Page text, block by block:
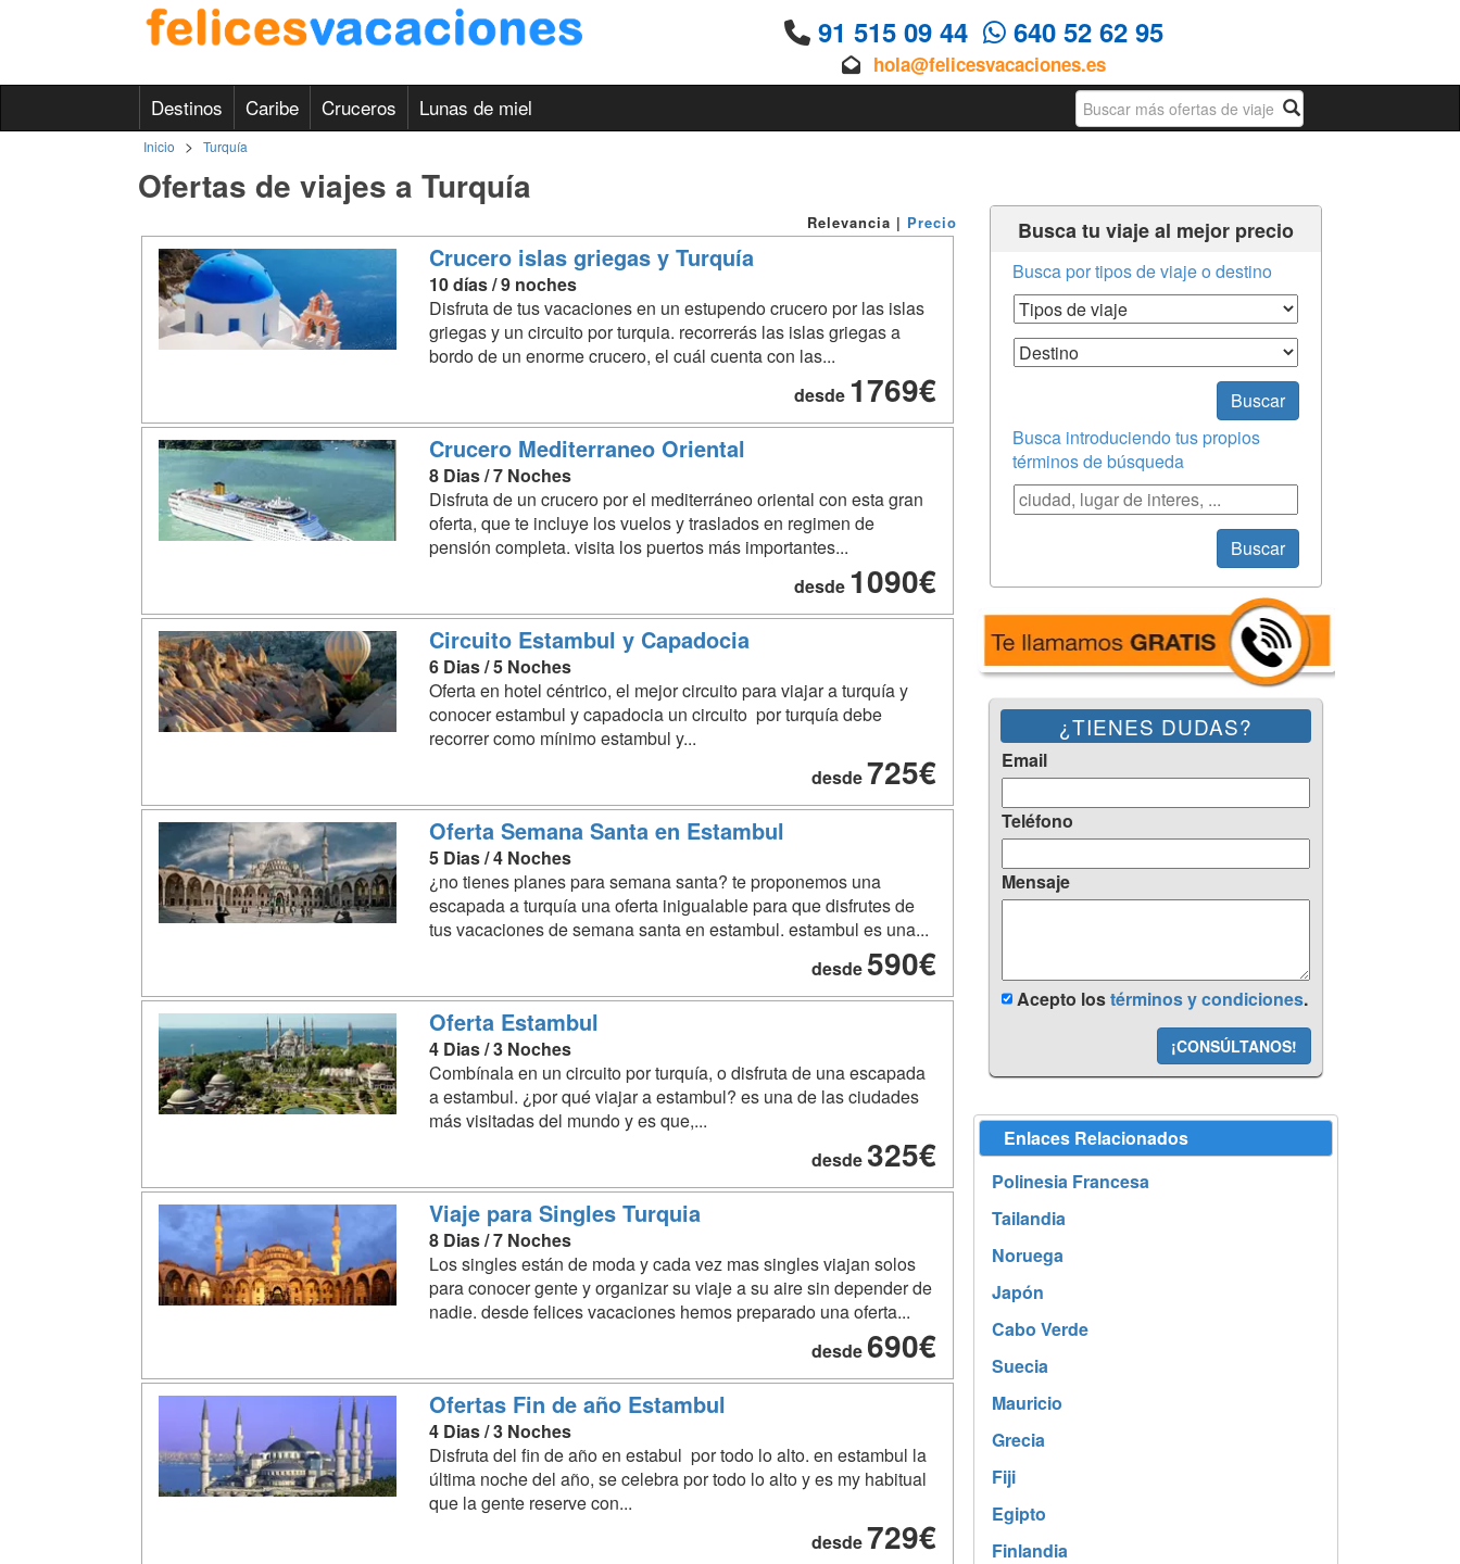
91 515 09 44 640 52 62 95
hola@felicesvacaciones.es
Destinos Caribe Cruceros Lunas de miel Busqueda
Inicio > Turquía
Ofertas de viajes a Turquía
Relevancia | Precio
Crucero islas griegas y Turquía
10 días / 9 noches
Disfruta de tus vacaciones en un estupendo crucero por las islas
griegas y un circuito por turquia. recorrerás las islas griegas a
bordo de un enorme crucero, el cuál cuenta con las...
desde 1769€
Crucero Mediterraneo Oriental
8 Dias / 7 Noches
Disfruta de un crucero por el mediterráneo oriental con esta gran
oferta, que te incluye los vuelos y traslados en regimen de
pensión completa. visita los puertos más importantes...
desde 1090€
Circuito Estambul y Capadocia
6 Dias / 5 Noches
Oferta en hotel céntrico, el mejor circuito para viajar a turquía y
conocer estambul y capadocia un circuito por turquía debe
recorrer como mínimo estambul y...
desde725€
Oferta Semana Santa en Estambul
5 Dias / 4 Noches
¿no tienes planes para semana santa? te proponemos una
escapada a turquía una oferta inigualable para que disfrutes de
tus vacaciones de semana santa en estambul. estambul es una...
desde590€
Oferta Estambul
4 Dias / 3 Noches
Combínala en un circuito por turquía, o disfruta de una escapada
a estambul. ¿por qué viajar a estambul? es una de las ciudades
más visitadas del mundo y es que,...
desde 325€
Viaje para Singles Turquia
8 Dias / 7 Noches
Los singles están de moda y cada vez mas singles viajan solos
para conocer gente y organizar su viaje a su aire sin depender de
nadie. desde felices vacaciones hemos preparado una oferta...
desde 690€
Ofertas Fin de año Estambul
4 Dias / 3 Noches
Disfruta del fin de año en estabul por todo lo alto. en estambul la
última noche del año, se celebra por todo lo alto y es my habitual
que la gente reserve con...
desde729€
Busca tu viaje al mejor precio
Busca por tipos de viaje o destino
Tipos de Viaje
Destino
Buscar
Busca introduciendo tus propios
términos de búsqueda
Búsqueda
Buscar
¿TIENES DUDAS?
Email
Teléfono
Mensaje
Acepto lostérminos y condiciones.
¡CONSÚLTANOS!
Enlaces Relacionados
Polinesia Francesa
Tailandia
Noruega
Japón
Cabo Verde
Suecia
Mauricio
Grecia
Fiji
Egipto
Finlandia